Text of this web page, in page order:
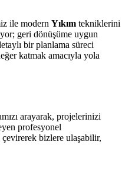
ile modern Yıkım tekniklerini
geri dönüşüme uygun
bir planlama süreci
katmak amacıyla yola
arayarak, projelerinizi
profesyonel
çevirerek bizlere ulaşabilir,